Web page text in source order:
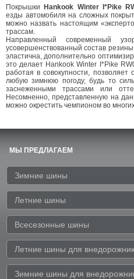
ПокрышкиHankook Winter I*Pike
езды автомобиля на сложных
можно назвать настоящим
трассам.
Направленный современный
усовершенствованный состав
эластична, дополнительно
это делает Hankook Winter I*Pike
работая в совокупности,
любую зимнюю погоду, будь то
заснеженными трассами или
Несомненно, представленную на
можно окрестить чемпионом во
МЫ ПРЕДЛАГАЕМ
Зимние шины
Летние шины
Всесезонные шины
Летние шины для
Зимние шины для